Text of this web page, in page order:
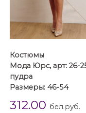
Костюмы
Мода Юрс, арт: 26-
пудра
Размеры: 46-54
312.00 бел.руб.